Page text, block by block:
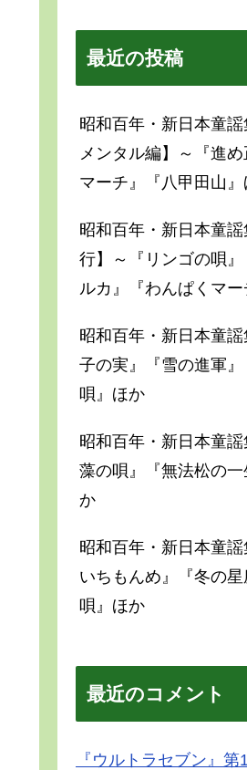
最近の投稿
昭和百年・新日本童
メンタル編】～『進
マーチ』『八甲田山』
昭和百年・新日本童
行】～『リンゴの唄
ルカ』『わんぱくマ
昭和百年・新日本童
子の実』『雪の進軍
唄』ほか
昭和百年・新日本童
藻の唄』『無法松の
か
昭和百年・新日本童
いちもんめ』『冬の
唄』ほか
最近のコメント
『ウルトラセブン』